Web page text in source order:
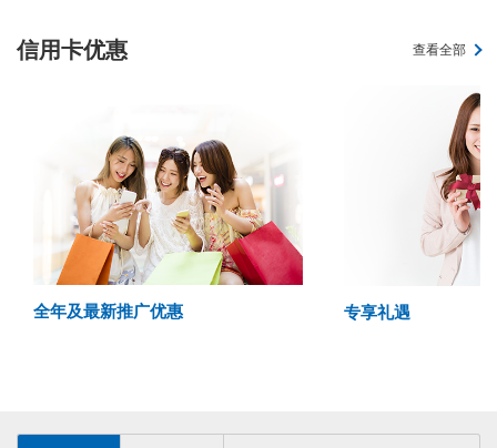
信用卡优惠 查看全部
全年及最新推广优惠 专享礼遇